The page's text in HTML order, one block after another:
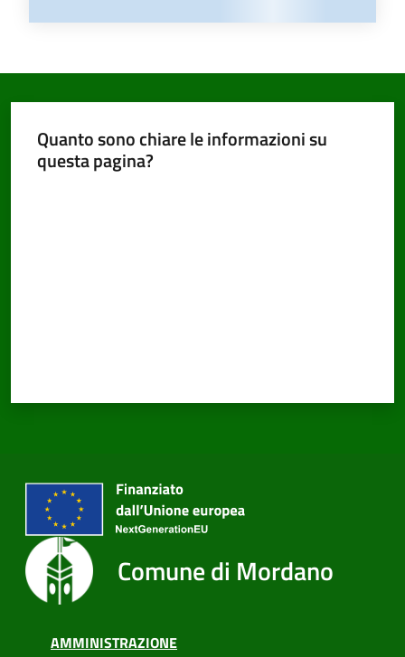
Quanto sono chiare le informazioni su
questa pagina?
Comune di Mordano
AMMINISTRAZIONE